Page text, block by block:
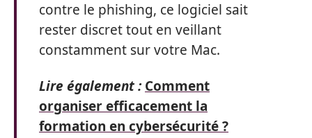
contre le phishing, ce logiciel sait
rester discret tout en veillant
constamment sur votre Mac.
Lire également : Comment
organiser efficacement la
formation en cybersécurité ?